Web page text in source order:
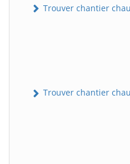
Trouver chantier
Trouver chantier